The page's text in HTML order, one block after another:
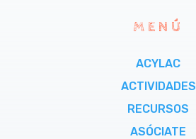
MENÚ
ACYLAC
ACTIVIDADES
RECURSOS
ASÓCIATE